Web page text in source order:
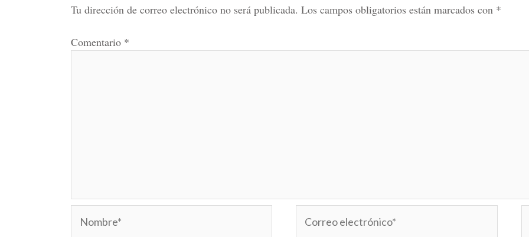
Tu dirección de correo electrónico no será publicada. Los campos obligatorios están marcados con *
Comentario *
electrónico*